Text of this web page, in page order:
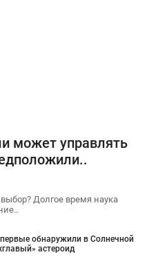
может управлять
Долгое время наука
обнаружили в Солнечной
астероид